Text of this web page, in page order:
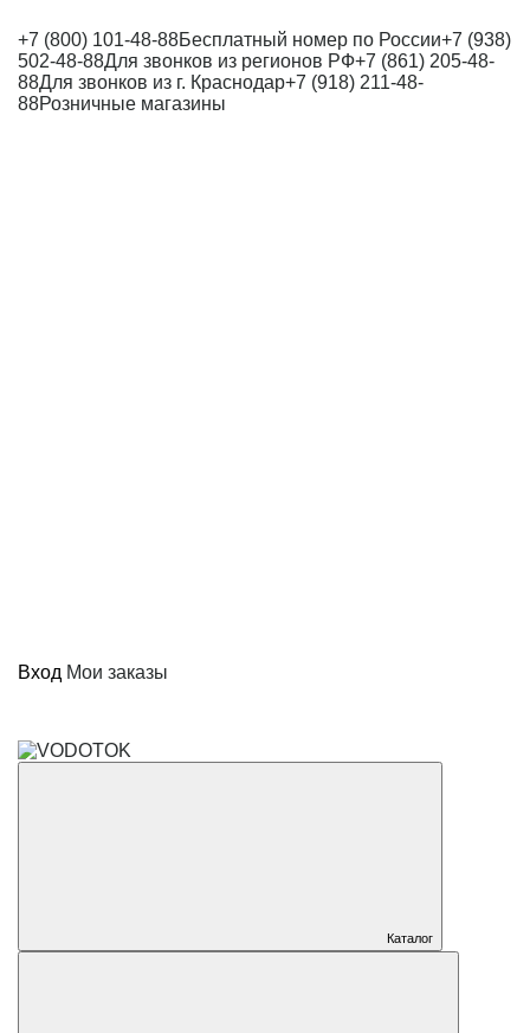
+7 (800) 101-48-88Бесплатный номер по России+7 (938)
502-48-88Для звонков из регионов РФ+7 (861) 205-48-
88Для звонков из г. Краснодар+7 (918) 211-48-
88Розничные магазины
Вход Мои заказы
Каталог